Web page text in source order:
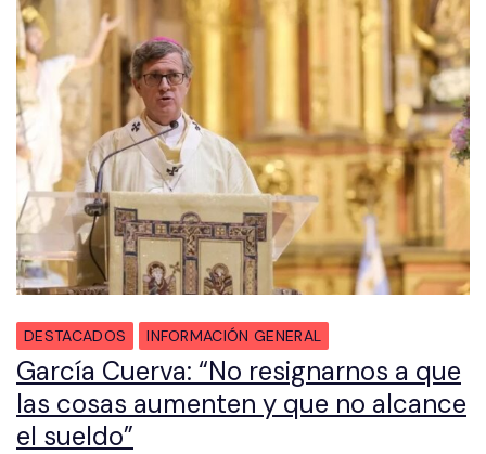
DESTACADOS INFORMACIÓN GENERAL
García Cuerva: “No resignarnos a que
las cosas aumenten y que no alcance
el sueldo”